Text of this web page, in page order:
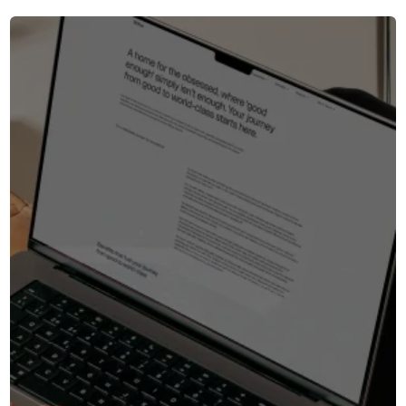
die erfolgreichsten Marketingcharts.